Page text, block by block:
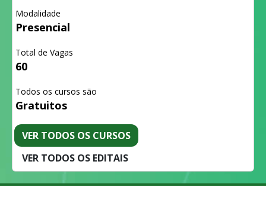
Modalidade
Presencial
Total de Vagas
60
Todos os cursos são
Gratuitos
VER TODOS OS CURSOS
VER TODOS OS EDITAIS